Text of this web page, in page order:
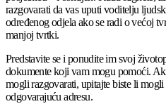
razgovarati da vas uputi voditelju
određenog odjela ako se radi o većoj
manjoj tvrtki.
Predstavite se i ponudite im svoj
dokumente koji vam mogu pomoći.
mogli razgovarati, upitajte biste li
odgovarajuću adresu.